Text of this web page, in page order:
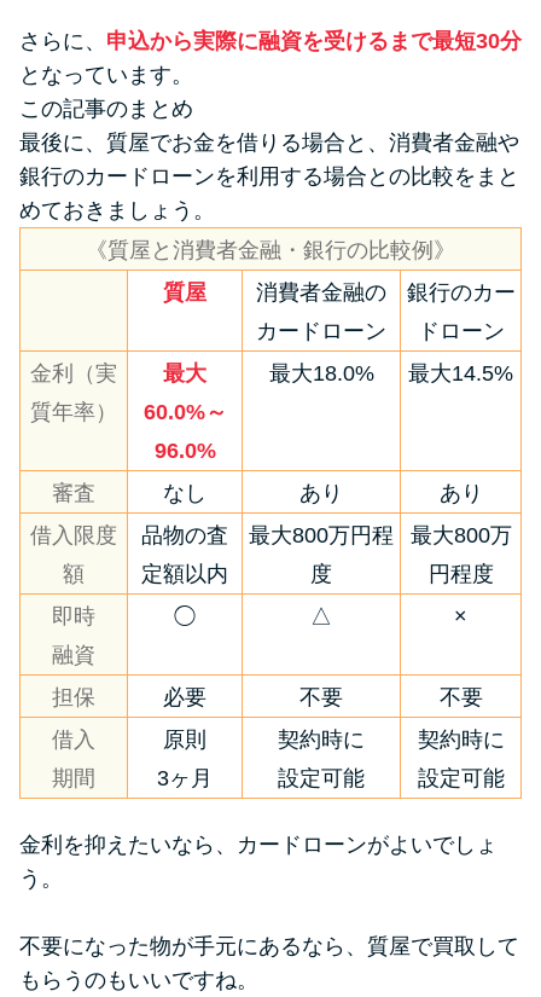
さらに、 申込から実際に融資を受けるまで最短30分
となっています。
この記事のまとめ
最後に、質屋でお金を借りる場合と、消費者金融や
銀行のカードローンを利用する場合との比較をまと
めておきましょう。
《質屋と消費者金融・銀行の比較例》
質屋
消費者金融の
カードローン
銀行のカー
ドローン
金利（実
質年率）
最大
60.0%～
96.0%
最大18.0% 最大14.5%
審査 なし あり
あり
借入限度
額
品物の査
定額以内
最大800万円程
度
最大800万
円程度
即時
融資
◯ △ ×
担保 必要 不要
不要
借入
期間
原則
3ヶ月
契約時に
設定可能
契約時に
設定可能
金利を抑えたいなら、カードローンがよいでしょ
う。
不要になった物が手元にあるなら、質屋で買取して
もらうのもいいですね。